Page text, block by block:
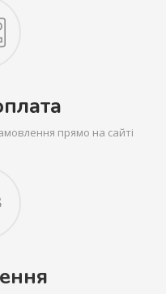
прямо на сайті